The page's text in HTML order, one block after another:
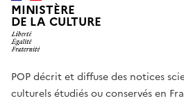
MINISTÈRE
DE LA CULTURE
POP décrit et diffuse des notices
culturels étudiés ou conservés en